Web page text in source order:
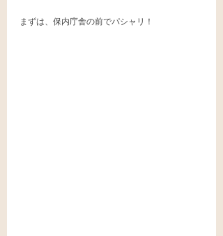
まずは、保内庁舎の前でパシャリ！